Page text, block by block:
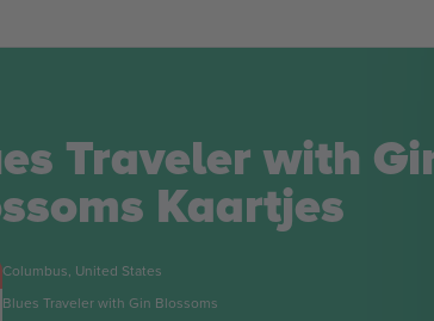
Cheese Incident
Columbus, United States
String Cheese Incident